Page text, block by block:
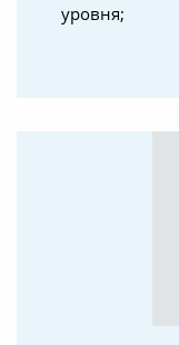
уровня;